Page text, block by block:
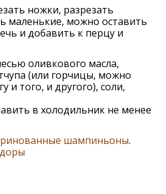
ножки, разрезать
маленькие, можно оставить
и добавить к перцу и
оливкового масла,
(или горчицы, можно
и того, и другого), соли,
в холодильник не менее
шампиньоны.